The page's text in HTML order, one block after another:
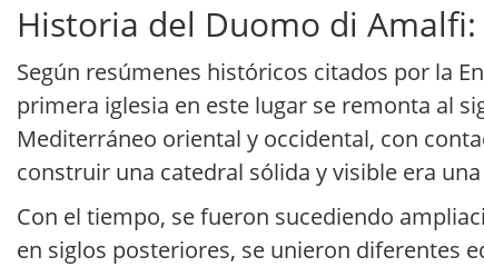
Historia del Duomo di
Según resúmenes históricos citados por la
primera iglesia en este lugar se remonta al
Mediterráneo oriental y occidental, con
construir una catedral sólida y visible era
Con el tiempo, se fueron sucediendo
en siglos posteriores, se unieron diferentes